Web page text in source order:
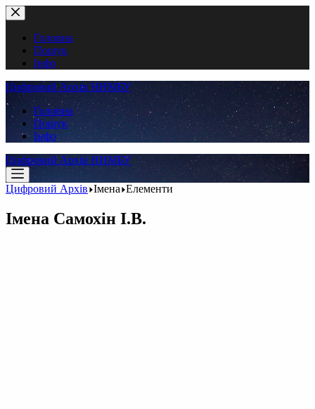
Перейти
до
вмістуГоловна
Пошук
Інфо
Цифровий Архів ННМБУ
Головна
Пошук
Інфо
Цифровий Архів ННМБУ
Цифровий Архів Імена Елементи
Імена Самохін І.В.